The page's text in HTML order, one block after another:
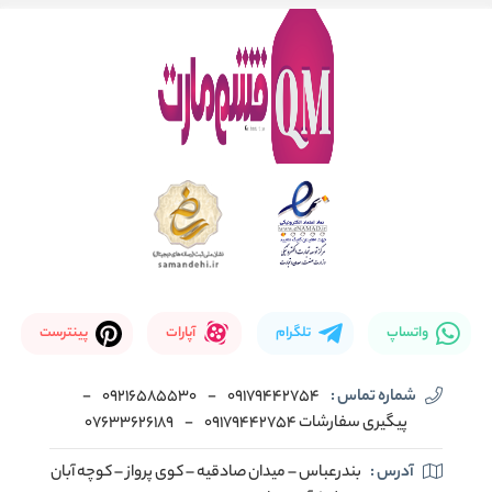
واتساپ تلگرام آپارات پینترست
شماره تماس : 09179442754
-
09216585530
-
پیگیری سفارشات 09179442754
-
07633626189
آدرس : بندرعباس – میدان صادقیه – کوی پرواز – کوچه آبان